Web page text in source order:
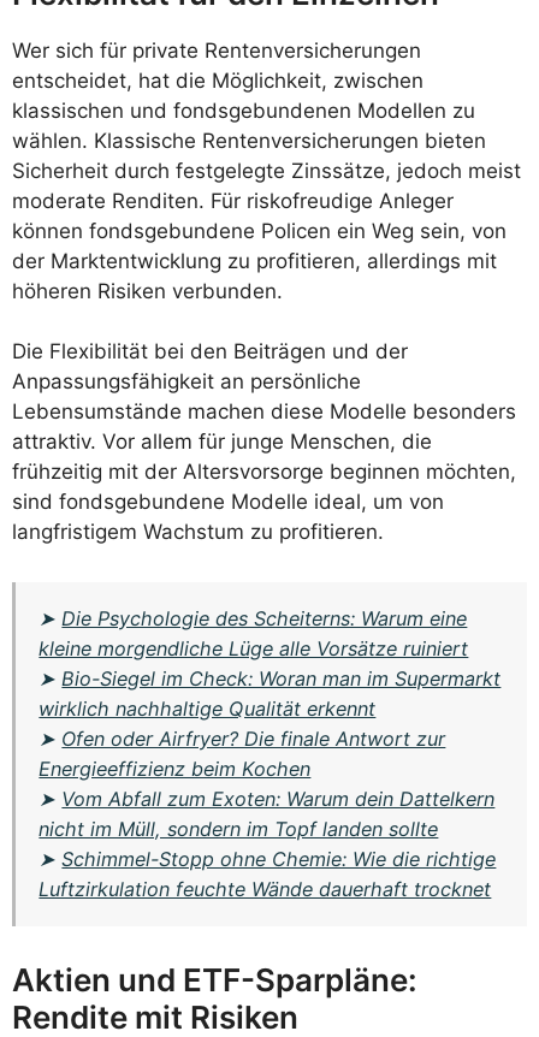
Wer sich für private Rentenversicherungen
entscheidet, hat die Möglichkeit, zwischen
klassischen und fondsgebundenen Modellen zu
wählen. Klassische Rentenversicherungen bieten
Sicherheit durch festgelegte Zinssätze, jedoch meist
moderate Renditen. Für riskofreudige Anleger
können fondsgebundene Policen ein Weg sein, von
der Marktentwicklung zu profitieren, allerdings mit
höheren Risiken verbunden.
Die Flexibilität bei den Beiträgen und der
Anpassungsfähigkeit an persönliche
Lebensumstände machen diese Modelle besonders
attraktiv. Vor allem für junge Menschen, die
frühzeitig mit der Altersvorsorge beginnen möchten,
sind fondsgebundene Modelle ideal, um von
langfristigem Wachstum zu profitieren.
➤ Die Psychologie des Scheiterns: Warum eine
kleine morgendliche Lüge alle Vorsätze ruiniert
➤ Bio-Siegel im Check: Woran man im Supermarkt
wirklich nachhaltige Qualität erkennt
➤ Ofen oder Airfryer? Die finale Antwort zur
Energieeffizienz beim Kochen
➤ Vom Abfall zum Exoten: Warum dein Dattelkern
nicht im Müll, sondern im Topf landen sollte
➤Schimmel-Stopp ohne Chemie: Wie die richtige
Luftzirkulation feuchte Wände dauerhaft trocknet
Aktien und ETF-Sparpläne:
Rendite mit Risiken